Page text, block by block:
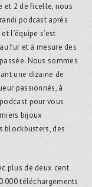
et 2 de ficelle, nous
podcast après
l’équipe s’est
fur et à mesure des
Nous sommes
une dizaine de
passionnés, à
pour vous
bijoux
blockbusters, des
plus de deux cent
téléchargements